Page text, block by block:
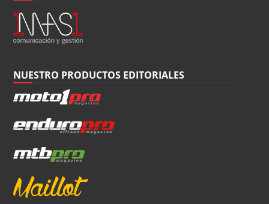
NUESTRO PRODUCTOS EDITORIALES